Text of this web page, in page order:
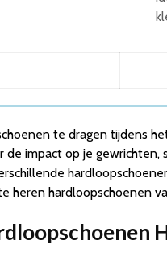
te dragen tijdens
impact op je
heren hardloopschoenen